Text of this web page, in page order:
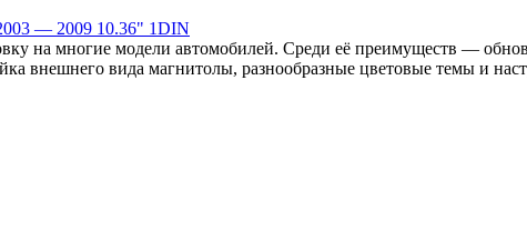
— 2009 10.36" 1DIN
на многие модели автомобилей. Среди её преимуществ —
внешнего вида магнитолы, разнообразные цветовые темы и